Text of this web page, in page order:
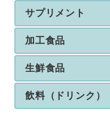
サプリメント
加工食品
生鮮食品
飲料（ドリンク）